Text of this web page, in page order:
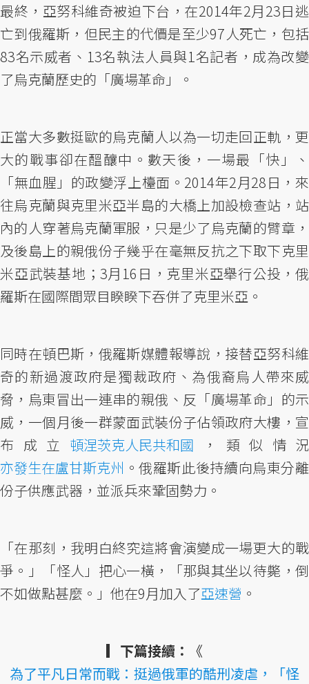
最終，亞努科維奇被迫下台，在2014年2月23日逃
亡到俄羅斯，但民主的代價是至少97人死亡，包括
83名示威者、13名執法人員與1名記者，成為改變
了烏克蘭歷史的「廣場革命」。
正當大多數挺歐的烏克蘭人以為一切走回正軌，更
大的戰事卻在醞釀中。數天後，一場最「快」、
「無血腥」的政變浮上檯面。2014年2月28日，來
往烏克蘭與克里米亞半島的大橋上加設檢查站，站
內的人穿著烏克蘭軍服，只是少了烏克蘭的臂章，
及後島上的親俄份子幾乎在毫無反抗之下取下克里
米亞武裝基地；3月16日，克里米亞舉行公投，俄
羅斯在國際間眾目睽睽下吞併了克里米亞。
同時在頓巴斯，俄羅斯媒體報導說，接替亞努科維
奇的新過渡政府是獨裁政府、為俄裔烏人帶來威
脅，烏東冒出一連串的親俄、反「廣場革命」的示
威，一個月後一群蒙面武裝份子佔領政府大樓，宣
布成立 頓涅茨克人民共和國 ，類似情況
亦發生在盧甘斯克州 。俄羅斯此後持續向烏東分離
份子供應武器，並派兵來鞏固勢力。
「在那刻，我明白終究這將會演變成一場更大的戰
爭。」「怪人」把心一橫，「那與其坐以待斃，倒
不如做點甚麼。」他在9月加入了亞速營 。
▎下篇接續：
《
為了平凡日常而戰：挺過俄軍的酷刑凌虐，「怪